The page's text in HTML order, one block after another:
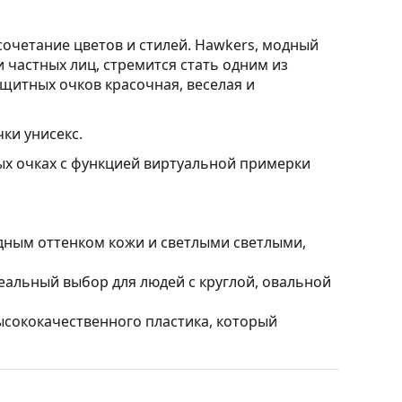
цветов и стилей. Hawkers, модный
лиц, стремится стать одним из
очков красочная, веселая и
унисекс.
очках с функцией виртуальной примерки
оттенком кожи и светлыми светлыми,
выбор для людей с круглой, овальной
пластика, который